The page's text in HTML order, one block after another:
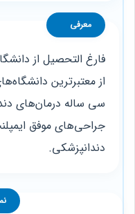
معرفی
فارغ التحصیل از
از معتبرترین
سی ساله درمان‌های
جراحی‌های موفق
دندانپزشکی.